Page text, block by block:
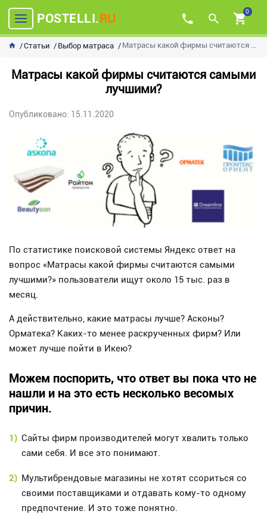
POSTELLI.RU 0
Статьи Выбор матраса Матрасы какой фирмы считаются самыми лучшими?
Матрасы какой фирмы считаются самыми
лучшими?
Опубликовано: 15.11.2020
По статистике поисковой системы Яндекс ответ на
вопрос «Матрасы какой фирмы считаются самыми
лучшими?» пользователи ищут около 15 тыс. раз в
месяц.
А действительно, какие матрасы лучше? Асконы?
Орматека? Каких-то менее раскрученных фирм? Или
может лучше пойти в Икею?
Можем поспорить, что ответ вы пока что не
нашли и на это есть несколько весомых
причин.
1) Сайты фирм производителей могут хвалить только
сами себя. И все это понимают.
2) Мультибрендовые магазины не хотят ссориться со
своими поставщиками и отдавать кому-то одному
предпочтение. И это тоже понятно.